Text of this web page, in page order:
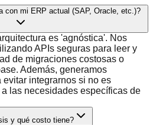
con mi ERP actual (SAP, Oracle, etc.)?
es 'agnóstica'. Nos
APIs seguras para leer y
de migraciones costosas o
Además, generamos
integrarnos si no es
las necesidades específicas de
y qué costo tiene?